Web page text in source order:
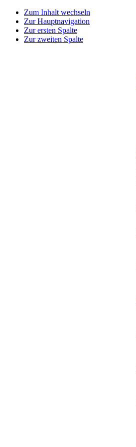
Zum Inhalt wechseln
Zur Hauptnavigation
Zur ersten Spalte
Zur zweiten Spalte